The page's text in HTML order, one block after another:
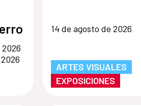
14 de agosto de 2026
ARTES VISUALES
EXPOSICIONES